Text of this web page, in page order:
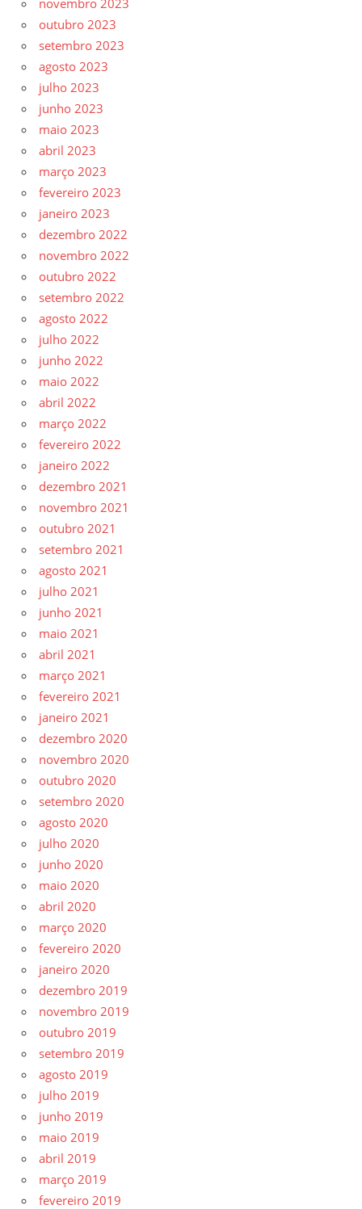
outubro 2023
setembro 2023
agosto 2023
julho 2023
junho 2023
maio 2023
abril 2023
março 2023
fevereiro 2023
janeiro 2023
dezembro 2022
novembro 2022
outubro 2022
setembro 2022
agosto 2022
julho 2022
junho 2022
maio 2022
abril 2022
março 2022
fevereiro 2022
janeiro 2022
dezembro 2021
novembro 2021
outubro 2021
setembro 2021
agosto 2021
julho 2021
junho 2021
maio 2021
abril 2021
março 2021
fevereiro 2021
janeiro 2021
dezembro 2020
novembro 2020
outubro 2020
setembro 2020
agosto 2020
julho 2020
junho 2020
maio 2020
abril 2020
março 2020
fevereiro 2020
janeiro 2020
dezembro 2019
novembro 2019
outubro 2019
setembro 2019
agosto 2019
julho 2019
junho 2019
maio 2019
abril 2019
março 2019
fevereiro 2019